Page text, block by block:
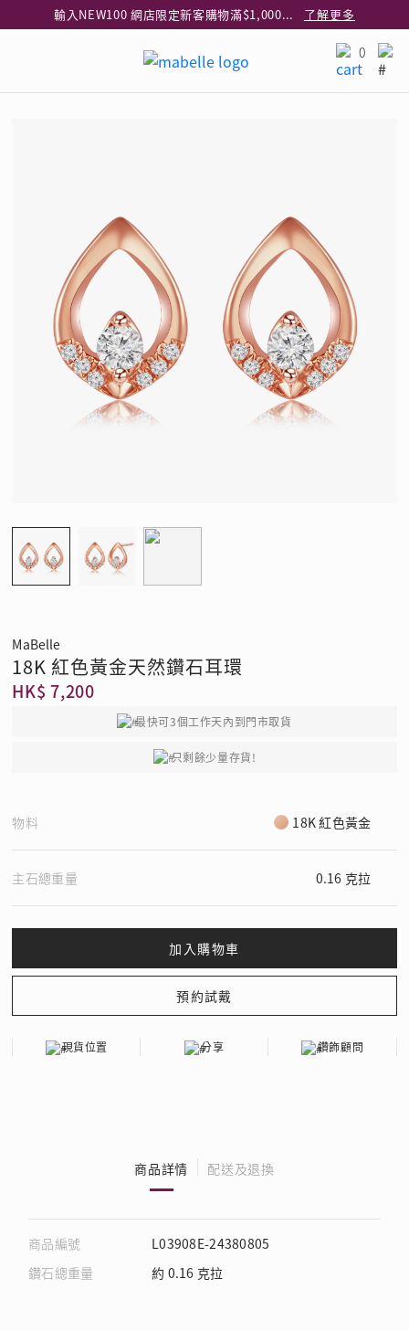
輸入NEW100 網店限定新客購物滿$1,000減$100
了解更多
指定純銀動物耳環2件享7折
0
MaBelle
18K 紅色黃金天然鑽石耳環
HK$ 7,200
最快可3個工作天內到門市取貨
只剩餘少量存貨!
物料 18K 紅色黃金
主石總重量 0.16 克拉
現貨位置 分享 鑽飾顧問
商品詳情 配送及退換
商品編號
L03908E-24380805
鑽石總重量
約 0.16 克拉